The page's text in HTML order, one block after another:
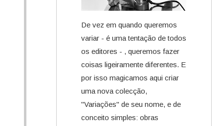
De vez em quando queremos
variar - é uma tentação de todos
os editores - , queremos fazer
coisas ligeiramente diferentes. E
por isso magicamos aqui criar
uma nova colecção,
"Variações" de seu nome, e de
conceito simples: obras